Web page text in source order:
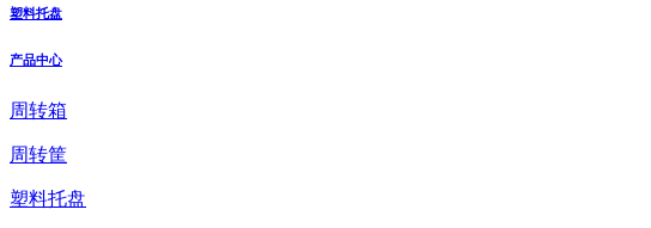
塑料托盘
产品中心
周转箱
周转筐
塑料托盘